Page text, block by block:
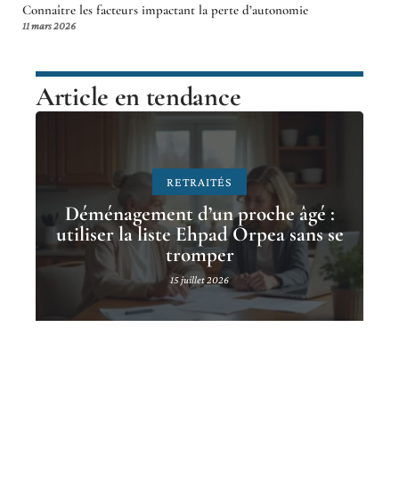
Connaître les facteurs impactant la perte d’autonomie
11 mars 2026
Article en tendance
RETRAITÉS
Déménagement d’un proche âgé :
utiliser la liste Ehpad Orpea sans se
tromper
15 juillet 2026